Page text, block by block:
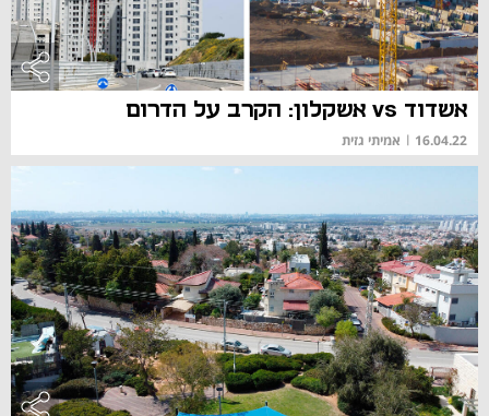
אשדוד vs אשקלון: הקרב על הדרום
16.04.22
| אמיתי גזית